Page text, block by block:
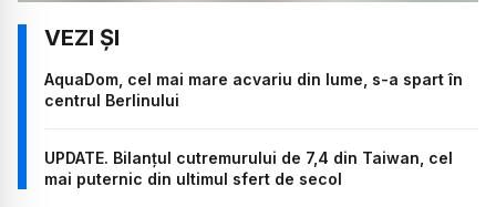
AquaDom, cel mai mare acvariu din lume, s-a spart în
centrul Berlinului
UPDATE. Bilanțul cutremurului de 7,4 din Taiwan, cel
mai puternic din ultimul sfert de secol